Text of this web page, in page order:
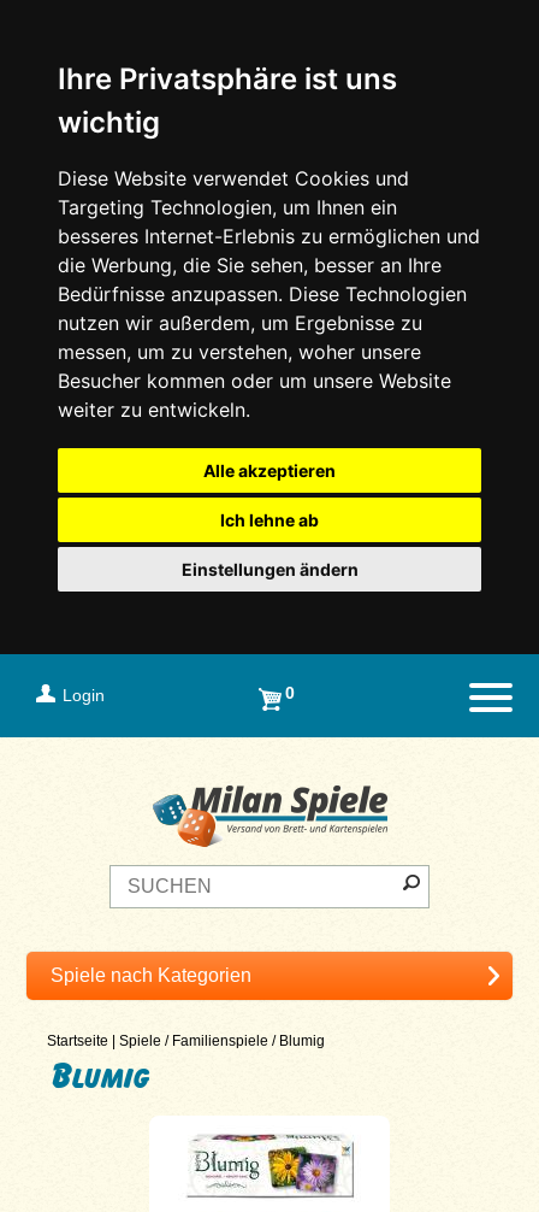
Ihre Privatsphäre ist uns
wichtig
Diese Website verwendet Cookies und
Targeting Technologien, um Ihnen ein
besseres Internet-Erlebnis zu ermöglichen und
die Werbung, die Sie sehen, besser an Ihre
Bedürfnisse anzupassen. Diese Technologien
nutzen wir außerdem, um Ergebnisse zu
messen, um zu verstehen, woher unsere
Besucher kommen oder um unsere Website
weiter zu entwickeln.
Alle akzeptieren
Ich lehne ab
Einstellungen ändern
Login 0
Startseite |Spiele / Familienspiele / Blumig
Blumig